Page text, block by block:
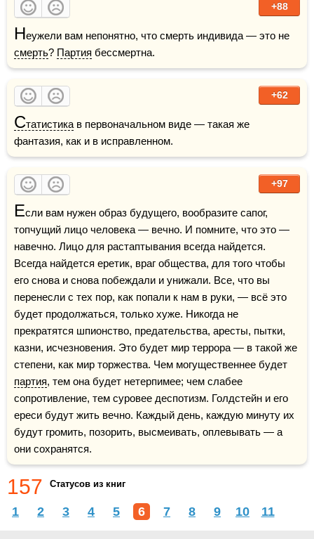
+88
Н
смерть? Партия бессмертна.
+62
Статистика в первоначальном виде — такая же
фантазия, как и в исправленном.
+97
Если вам нужен образ будущего, вообразите сапог,
топчущий лицо человека — вечно. И помните, что это —
навечно. Лицо для растаптывания всегда найдется.
Всегда найдется еретик, враг общества, для того чтобы
его снова и снова побеждали и унижали. Все, что вы
перенесли с тех пор, как попали к нам в руки, — всё это
будет продолжаться, только хуже. Никогда не
прекратятся шпионство, предательства, аресты, пытки,
казни, исчезновения. Это будет мир террора — в такой же
партия, тем она будет нетерпимее; чем слабее
сопротивление, тем суровее деспотизм. Голдстейн и его
ереси будут жить вечно. Каждый день, каждую минуту их
будут громить, позорить, высмеивать, оплевывать — а
они сохранятся.
157 Статусов из книг
1 2 3 4 5 6 7 8 9 10 11